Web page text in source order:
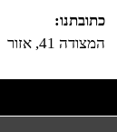
כתובתנו:
המצודה 41, אזור